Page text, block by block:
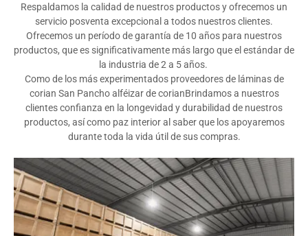
Respaldamos la calidad de nuestros productos y ofrecemos un
servicio posventa excepcional a todos nuestros clientes.
Ofrecemos un período de garantía de 10 años para nuestros
productos, que es significativamente más largo que el estándar de
la industria de 2 a 5 años.
Como de los más experimentados proveedores de láminas de
corian San Panchoalféizar de corianBrindamos a nuestros
clientes confianza en la longevidad y durabilidad de nuestros
productos, así como paz interior al saber que los apoyaremos
durante toda la vida útil de sus compras.